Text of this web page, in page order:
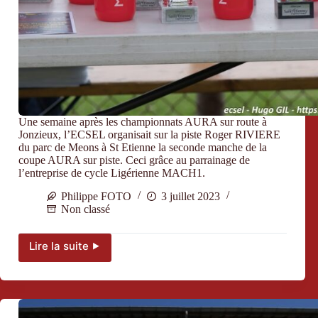
Une semaine après les championnats AURA sur route à
Jonzieux, l’ECSEL organisait sur la piste Roger RIVIERE
du parc de Meons à St Etienne la seconde manche de la
coupe AURA sur piste. Ceci grâce au parrainage de
l’entreprise de cycle Ligérienne MACH1.
Philippe FOTO
3 juillet 2023
Non classé
Lire la suite ⯈
Une
après
championnats